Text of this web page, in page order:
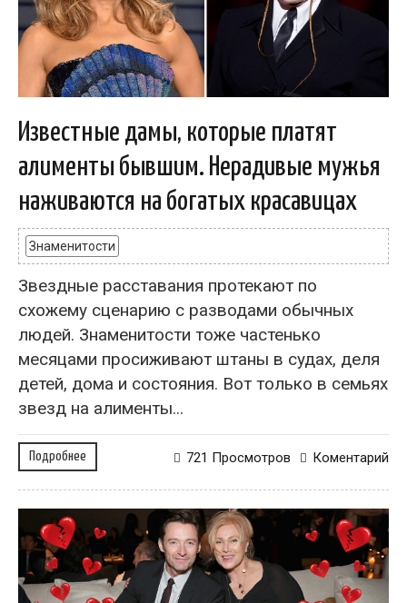
Известные дамы, которые платят
алименты бывшим. Нерадивые мужья
наживаются на богатых красавицах
Знаменитости
Звездные расставания протекают по
схожему сценарию с разводами обычных
людей. Знаменитости тоже частенько
месяцами просиживают штаны в судах, деля
детей, дома и состояния. Вот только в семьях
звезд на алименты...
Подробнее Коментарий
721 Просмотров